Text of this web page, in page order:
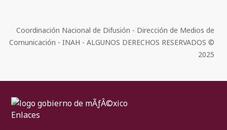
Coordinación Nacional de Difusión - Dirección de Medios de
Comunicación - INAH - ALGUNOS DERECHOS RESERVADOS ©
2025
Enlaces